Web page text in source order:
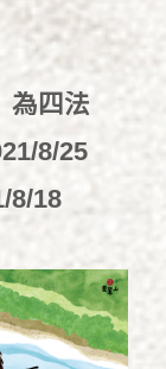
為四法
8/25
8/18